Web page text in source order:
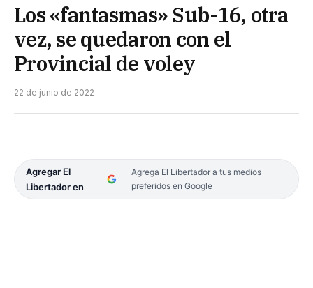
Los «fantasmas» Sub-16, otra
vez, se quedaron con el
Provincial de voley
22 de junio de 2022
Agregar El
Libertador en
Agrega El Libertador a tus medios
preferidos en Google